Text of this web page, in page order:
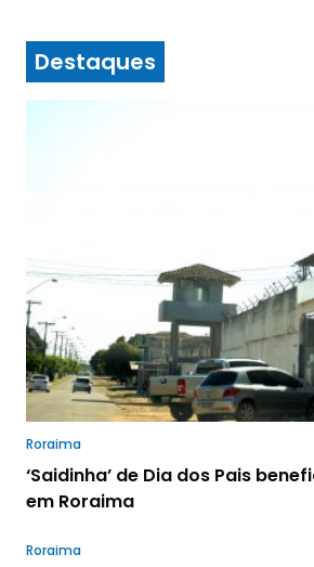
Destaques
Roraima
‘Saidinha’ de Dia dos Pais
em Roraima
Roraima